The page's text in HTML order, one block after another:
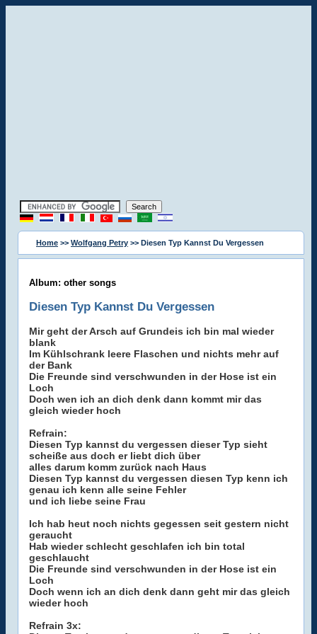
Home >> Wolfgang Petry >> Diesen Typ Kannst Du Vergessen
Album: other songs
Diesen Typ Kannst Du Vergessen
Mir geht der Arsch auf Grundeis ich bin mal wieder
blank
Im Kühlschrank leere Flaschen und nichts mehr auf
der Bank
Die Freunde sind verschwunden in der Hose ist ein
Loch
Doch wen ich an dich denk dann kommt mir das
gleich wieder hoch
Refrain:
Diesen Typ kannst du vergessen dieser Typ sieht
scheiße aus doch er liebt dich über
alles darum komm zurück nach Haus
Diesen Typ kannst du vergessen diesen Typ kenn ich
genau ich kenn alle seine Fehler
und ich liebe seine Frau
Ich hab heut noch nichts gegessen seit gestern nicht
geraucht
Hab wieder schlecht geschlafen ich bin total
geschlaucht
Die Freunde sind verschwunden in der Hose ist ein
Loch
Doch wenn ich an dich denk dann geht mir das gleich
wieder hoch
Refrain 3x: